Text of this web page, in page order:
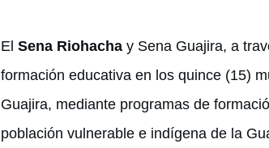
ElSena Riohacha y Sena Guajira, a
formación educativa en los quince (15)
Guajira, mediante programas de
población vulnerable e indígena de la